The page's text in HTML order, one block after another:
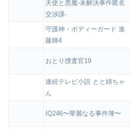
天使と悪魔-未解決事件匿名
交渉課-
守護神・ボディーガード 進
藤輝4
おとり捜査官19
連続テレビ小説 とと姉ちゃ
ん
IQ246〜華麗なる事件簿〜